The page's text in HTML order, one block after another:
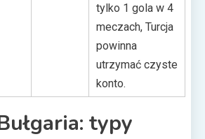
tylko 1 gola w 4
meczach, Turcja
powinna
utrzymać czyste
konto.
typy